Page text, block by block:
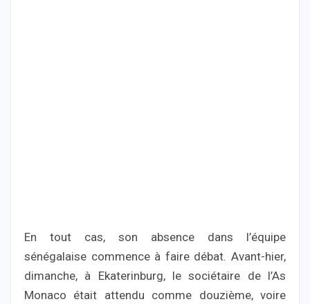
En tout cas, son absence dans l’équipe
sénégalaise commence à faire débat. Avant-hier,
dimanche, à Ekaterinburg, le sociétaire de l’As
Monaco était attendu comme douzième, voire